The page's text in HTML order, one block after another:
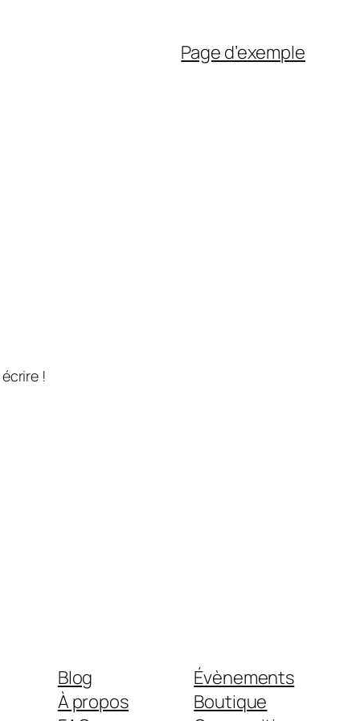
Page d’exemple
!
Blog
À propos
Évènements
Boutique